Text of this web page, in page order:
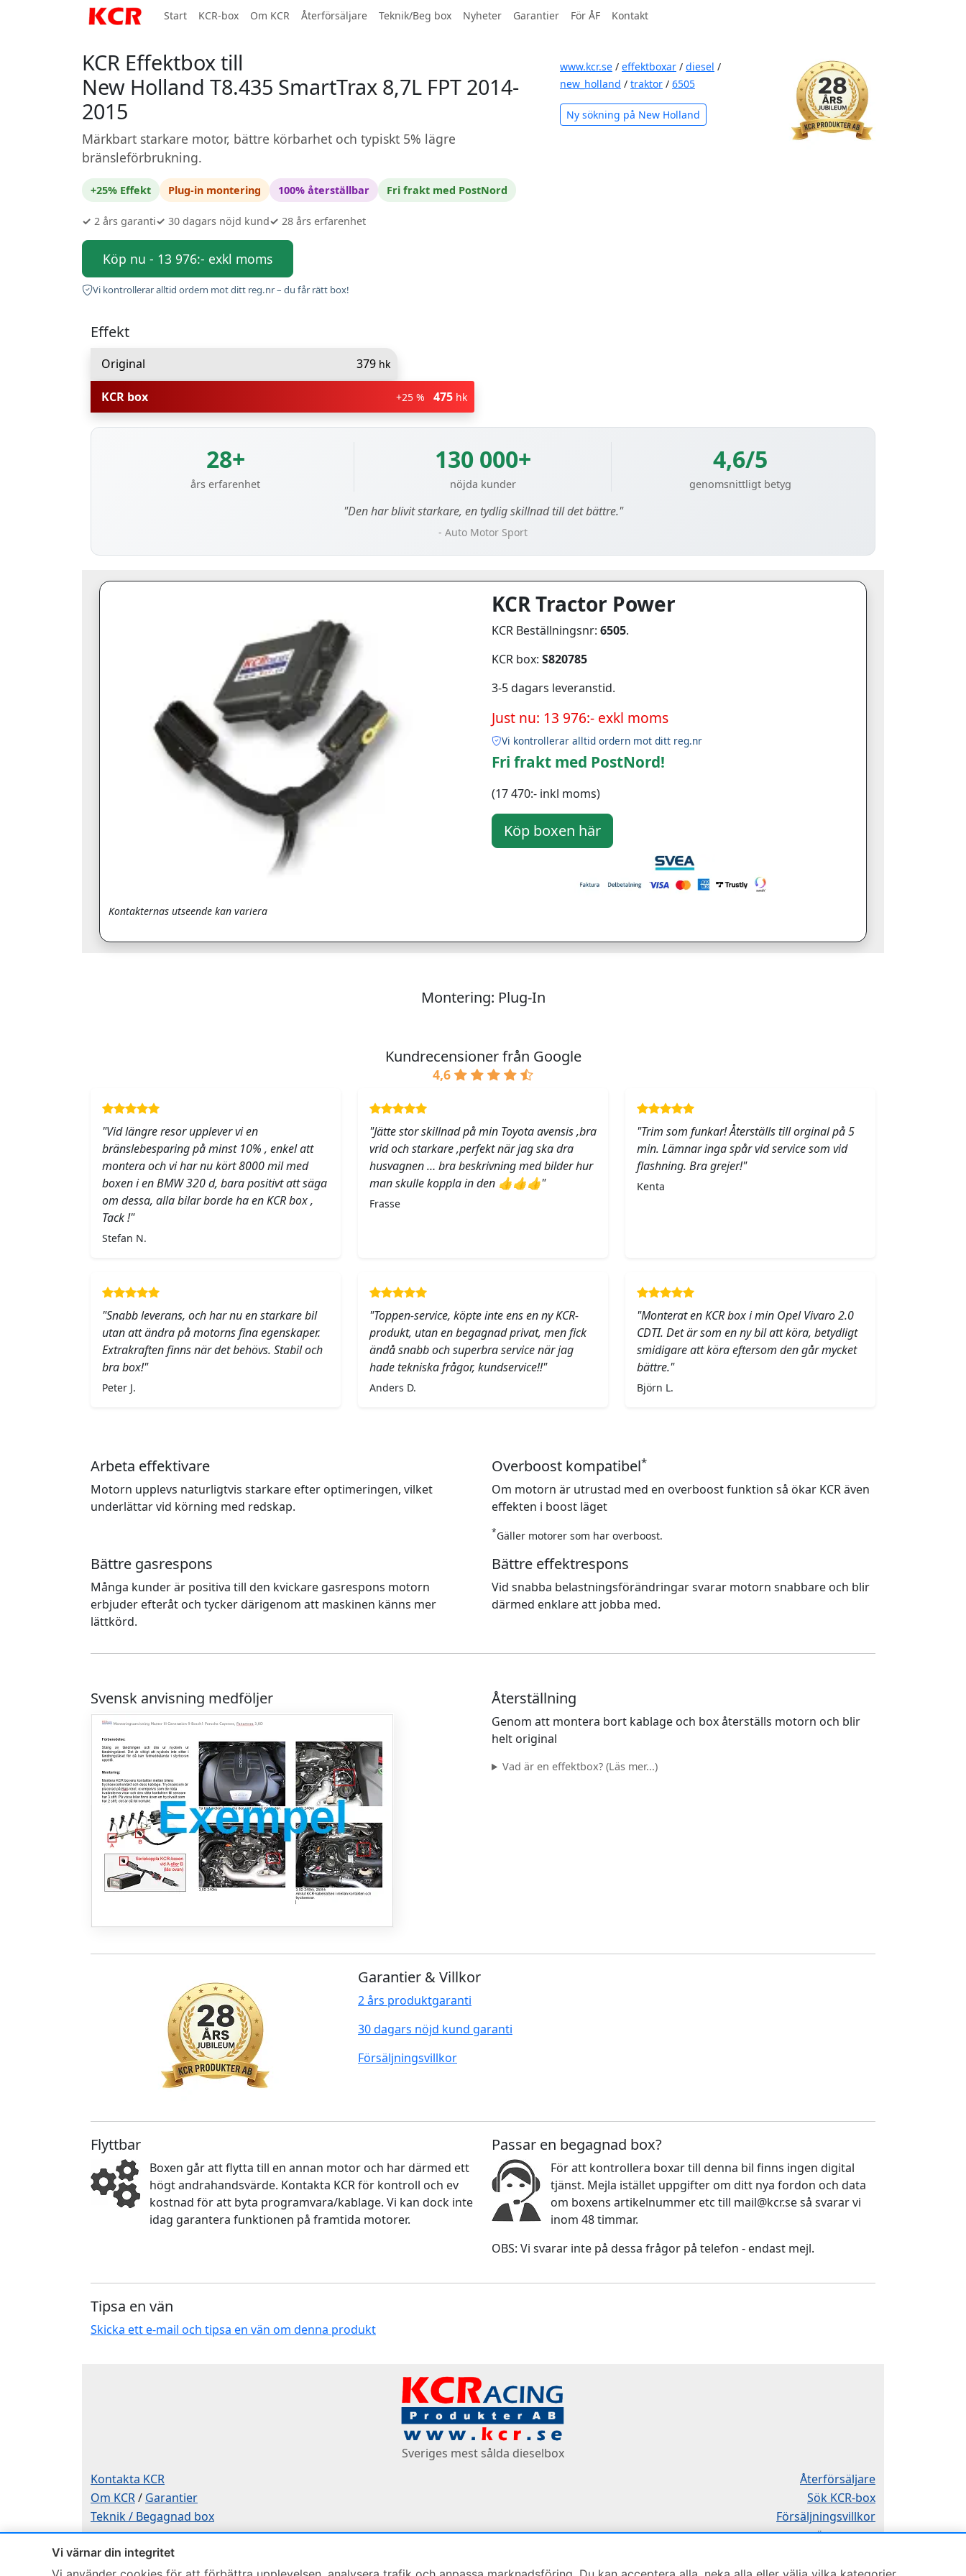
Vi värnar din integritet
Start KCR-box Om KCR Återförsäljare Teknik/Beg box Nyheter Garantier För ÅF Kontakt
KCR Effektbox till
New Holland T8.435 SmartTrax 8,7L FPT 2014-
2015
Märkbart starkare motor, bättre körbarhet och typiskt 5% lägre
bränsleförbrukning.
+25% Effekt Plug-in montering 100% återställbar Fri frakt med PostNord
✓ 2 års garanti✓ 30 dagars nöjd kund✓ 28 års erfarenhet
Köp nu - 13 976:- exkl moms
Vi kontrollerar alltid ordern mot ditt reg.nr – du får rätt box!
www.kcr.se / effektboxar / diesel /
new_holland / traktor / 6505
Ny sökning på New Holland
Effekt
Original 379 hk
KCR box +25 % 475 hk
28+
års erfarenhet
130 000+
nöjda kunder
4,6/5
genomsnittligt betyg
"Den har blivit starkare, en tydlig skillnad till det bättre."
- Auto Motor Sport
Kontakternas utseende kan variera
KCR Tractor Power
KCR Beställningsnr: 6505.
KCR box: S820785
3-5 dagars leveranstid.
Just nu: 13 976:- exkl moms
Vi kontrollerar alltid ordern mot ditt reg.nr
Fri frakt med PostNord!
(17 470:- inkl moms)
Montering: Plug-In
Kundrecensioner från Google
4,6
"Vid längre resor upplever vi en
bränslebesparing på minst 10% , enkel att
montera och vi har nu kört 8000 mil med
boxen i en BMW 320 d, bara positivt att säga
om dessa, alla bilar borde ha en KCR box ,
Tack !"
Stefan N.
"Jätte stor skillnad på min Toyota avensis ,bra
vrid och starkare ,perfekt när jag ska dra
husvagnen … bra beskrivning med bilder hur
man skulle koppla in den 👍👍👍"
Frasse
"Trim som funkar! Återställs till orginal på 5
min. Lämnar inga spår vid service som vid
flashning. Bra grejer!"
Kenta
"Snabb leverans, och har nu en starkare bil
utan att ändra på motorns fina egenskaper.
Extrakraften finns när det behövs. Stabil och
bra box!"
Peter J.
"Toppen-service, köpte inte ens en ny KCR-
produkt, utan en begagnad privat, men fick
ändå snabb och superbra service när jag
hade tekniska frågor, kundservice!!"
Anders D.
"Monterat en KCR box i min Opel Vivaro 2.0
CDTI. Det är som en ny bil att köra, betydligt
smidigare att köra eftersom den går mycket
bättre."
Björn L.
Arbeta effektivare
Motorn upplevs naturligtvis starkare efter optimeringen, vilket
underlättar vid körning med redskap.
Overboost kompatibel*
Om motorn är utrustad med en overboost funktion så ökar KCR även
effekten i boost läget
*Gäller motorer som har overboost.
Bättre gasrespons
Många kunder är positiva till den kvickare gasrespons motorn
erbjuder efteråt och tycker därigenom att maskinen känns mer
lättkörd.
Bättre effektrespons
Vid snabba belastningsförändringar svarar motorn snabbare och blir
därmed enklare att jobba med.
Svensk anvisning medföljer Återställning
Genom att montera bort kablage och box återställs motorn och blir
helt original
Vad är en effektbox? (Läs mer...)
Garantier & Villkor
2 års produktgaranti
30 dagars nöjd kund garanti
Försäljningsvillkor
Flyttbar
Boxen går att flytta till en annan motor och har därmed ett
högt andrahandsvärde. Kontakta KCR för kontroll och ev
kostnad för att byta programvara/kablage. Vi kan dock inte
idag garantera funktionen på framtida motorer.
Passar en begagnad box?
För att kontrollera boxar till denna bil finns ingen digital
tjänst. Mejla istället uppgifter om ditt nya fordon och data
om boxens artikelnummer etc till mail@kcr.se så svarar vi
inom 48 timmar.
OBS: Vi svarar inte på dessa frågor på telefon - endast mejl.
Tipsa en vän
Skicka ett e-mail och tipsa en vän om denna produkt
Sveriges mest sålda dieselbox
Kontakta KCR
Om KCR/ Garantier
Teknik / Begagnad box
Återförsäljare
Sök KCR-box
Försäljningsvillkor
Telefon
0515-801 50
Öppettider